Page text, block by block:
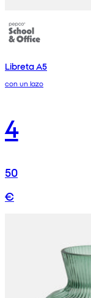
Libreta A5
con un lazo
4
50
€